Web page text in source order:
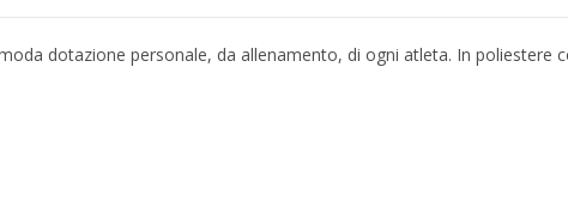
dotazione personale, da allenamento, di ogni atleta. In poliestere